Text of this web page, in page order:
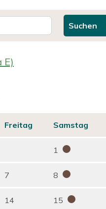
Suchen
E)
Freitag Samstag
1
7 8
14 15